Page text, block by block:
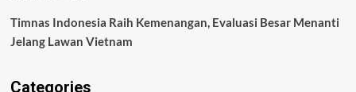
Timnas Indonesia Raih Kemenangan, Evaluasi Besar Menanti
Jelang Lawan Vietnam
Categories